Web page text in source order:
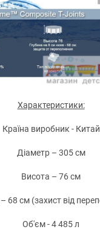
Характеристики:
Країна виробник - Китай
Діаметр – 305 см
Висота – 76 см
68 см (захист від
Об'єм - 4 485 л